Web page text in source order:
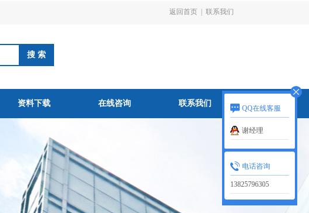
返回首页 联系我们
资料下载 在线咨询 联系我们
QQ在线客服
谢经理
电话咨询
13825796305